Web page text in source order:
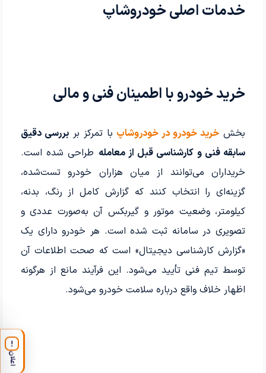
خدمات اصلی خودروشاپ
خرید خودرو با اطمینان فنی و مالی
بخش خرید خودرو در خودروشاپ با تمرکز بربررسی دقیق
سابقه فنی و کارشناسی قبل از معامله طراحی شده است.
خریداران می‌توانند از میان هزاران خودرو تست‌شده،
گزینه‌ای را انتخاب کنند که گزارش کامل از رنگ، بدنه،
کیلومتر، وضعیت موتور و گیربکس آن به‌صورت عددی و
تصویری در سامانه ثبت شده است. هر خودرو دارای یک
«گزارش کارشناسی دیجیتال» است که صحت اطلاعات آن
توسط تیم فنی تأیید می‌شود. این فرآیند مانع از هرگونه
اظهار خلاف واقع درباره سلامت خودرو می‌شود.
!
اعلان